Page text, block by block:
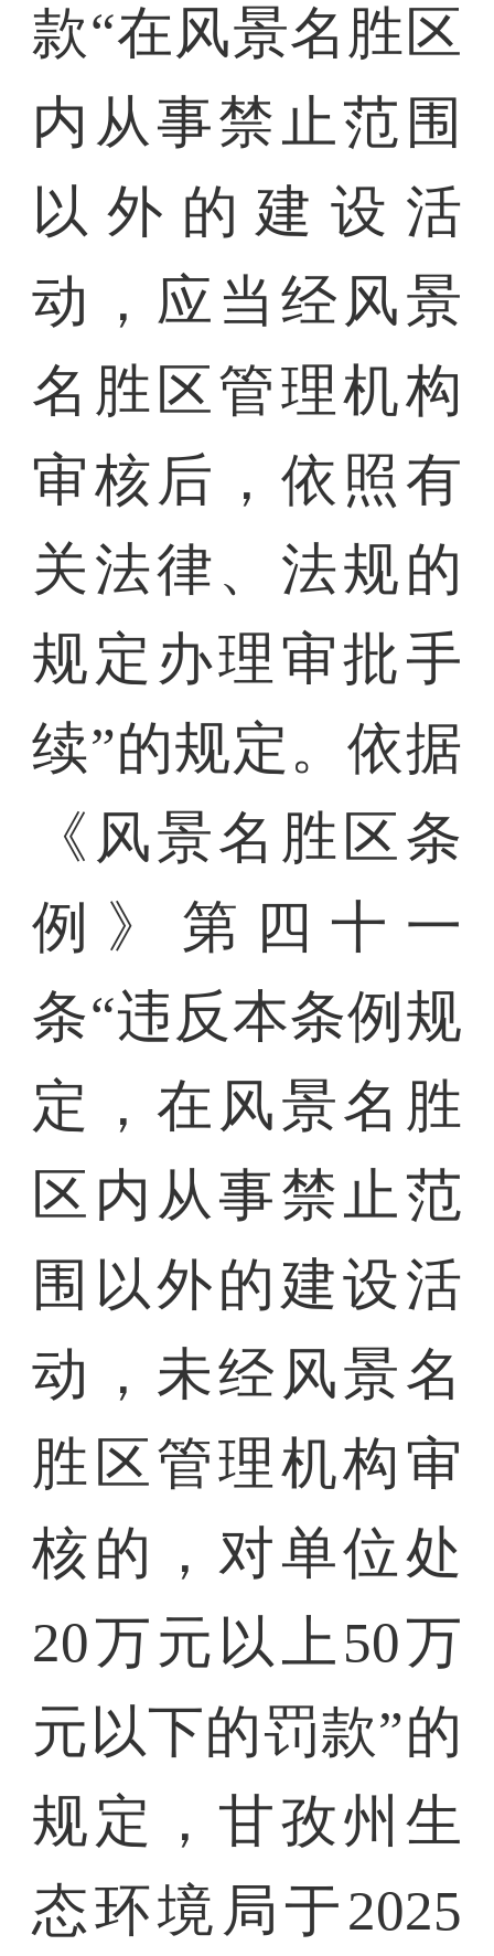
款“在风景名胜区
内从事禁止范围
以外的建设活
动，应当经风景
名胜区管理机构
审核后，依照有
关法律、法规的
规定办理审批手
续”的规定。依据
《风景名胜区条
例》第四十一
条“违反本条例规
定，在风景名胜
区内从事禁止范
围以外的建设活
动，未经风景名
胜区管理机构审
核的，对单位处
20万元以上50万
元以下的罚款”的
规定，甘孜州生
态环境局于2025